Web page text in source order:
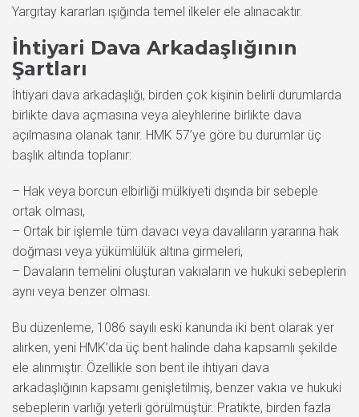
Yargıtay kararları ışığında temel ilkeler ele alınacaktır.
İhtiyari Dava Arkadaşlığının
Şartları
İhtiyari dava arkadaşlığı, birden çok kişinin belirli durumlarda
birlikte dava açmasına veya aleyhlerine birlikte dava
açılmasına olanak tanır. HMK 57’ye göre bu durumlar üç
başlık altında toplanır:
– Hak veya borcun elbirliği mülkiyeti dışında bir sebeple
ortak olması,
– Ortak bir işlemle tüm davacı veya davalıların yararına hak
doğması veya yükümlülük altına girmeleri,
– Davaların temelini oluşturan vakıaların ve hukuki sebeplerin
aynı veya benzer olması.
Bu düzenleme, 1086 sayılı eski kanunda iki bent olarak yer
alırken, yeni HMK’da üç bent halinde daha kapsamlı şekilde
ele alınmıştır. Özellikle son bent ile ihtiyari dava
arkadaşlığının kapsamı genişletilmiş, benzer vakıa ve hukuki
sebeplerin varlığı yeterli görülmüştür. Pratikte, birden fazla